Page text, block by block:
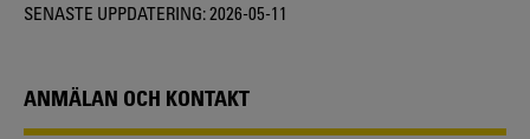
SENASTE UPPDATERING:2026-05-11
ANMÄLAN OCH KONTAKT